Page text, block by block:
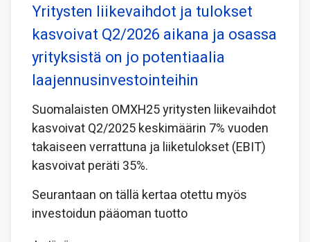
Yritysten liikevaihdot ja tulokset
kasvoivat Q2/2026 aikana ja osassa
yrityksistä on jo potentiaalia
laajennusinvestointeihin
Suomalaisten OMXH25 yritysten liikevaihdot
kasvoivat Q2/2025 keskimäärin 7% vuoden
takaiseen verrattuna ja liiketulokset (EBIT)
kasvoivat peräti 35%.
Seurantaan on tällä kertaa otettu myös
investoidun pääoman tuotto